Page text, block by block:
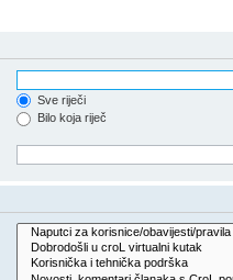
Sve riječi
Bilo koja riječ